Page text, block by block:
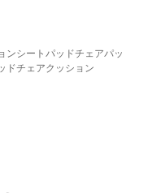
ンシートパッドチェアパッ
ドチェアクッション